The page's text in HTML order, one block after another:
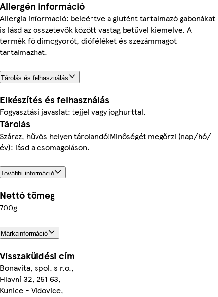
Allergén információ
Allergia információ: beleértve a glutént tartalmazó gabonákat
is lásd az összetevők között vastag betűvel kiemelve. A
termék földimogyorót, dióféléket és szezámmagot
tartalmazhat.
Tárolás és felhasználás
Elkészítés és felhasználás
Fogyasztási javaslat: tejjel vagy joghurttal.
Tárolás
Száraz, hűvös helyen tárolandó!Minőségét megőrzi (nap/hó/
év): lásd a csomagoláson.
További információ
Nettó tömeg
700g
Márkainformáció
Visszaküldési cím
Bonavita, spol. s r.o.,
Hlavní 32, 251 63,
Kunice - Vidovice,